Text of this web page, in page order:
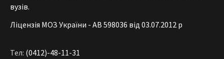
вузів.
Ліцензія МОЗ України - АВ 598036 від 03.07.2012 р
Тел: (0412)-48-11-31